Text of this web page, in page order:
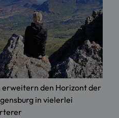
den Horizont der
in vielerlei